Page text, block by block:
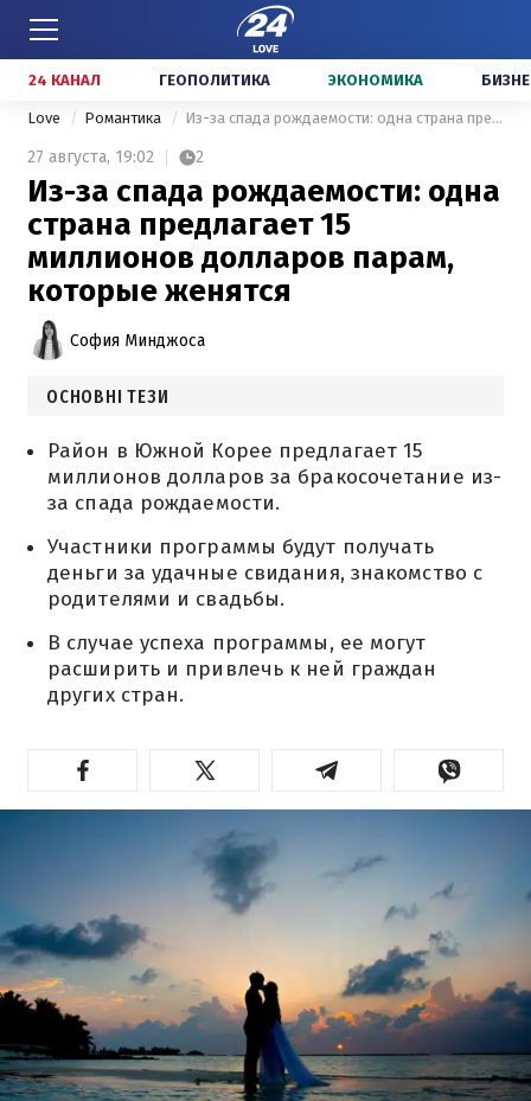
24 КАНАЛ ГЕОПОЛИТИКА ЭКОНОМИКА
Love Романтика Из-за спада рождаемости: одна страна предлагает 15 миллионов долларов парам, которые женятся
27 августа, 19:02 2
Из-за спада рождаемости: одна
страна предлагает 15
миллионов долларов парам,
которые женятся
София Минджоса
ОСНОВНІ ТЕЗИ
Район в Южной Корее предлагает 15
миллионов долларов за бракосочетание из-
за спада рождаемости.
Участники программы будут получать
деньги за удачные свидания, знакомство с
родителями и свадьбы.
В случае успеха программы, ее могут
расширить и привлечь к ней граждан
других стран.